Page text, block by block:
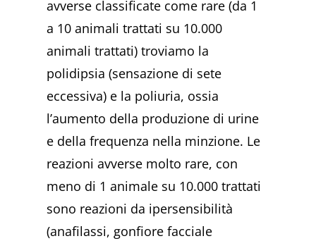
avverse classificate come rare (da 1
a 10 animali trattati su 10.000
animali trattati) troviamo la
polidipsia (sensazione di sete
eccessiva) e la poliuria, ossia
l’aumento della produzione di urine
e della frequenza nella minzione. Le
reazioni avverse molto rare, con
meno di 1 animale su 10.000 trattati
sono reazioni da ipersensibilità
(anafilassi, gonfiore facciale